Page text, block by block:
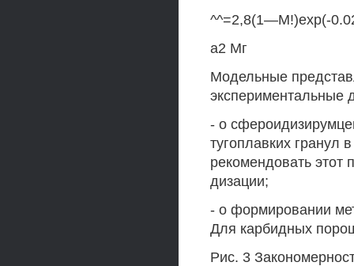
^^=2,8(1—М!)ехр(-
а2 Мг
Модельные
экспериментальные
- о
тугоплавких гранул
рекомендовать этот
дизации;
- о формировании
Для карбидных
Рис. 3